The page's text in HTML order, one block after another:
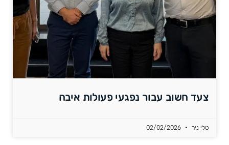
צעד חשוב עבור נפגעי פעולות איבה
טלי ניר